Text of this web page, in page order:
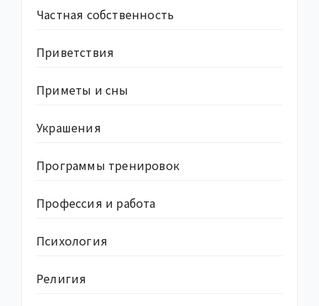
Частная собственность
Приветствия
Приметы и сны
Украшения
Программы тренировок
Профессия и работа
Психология
Религия